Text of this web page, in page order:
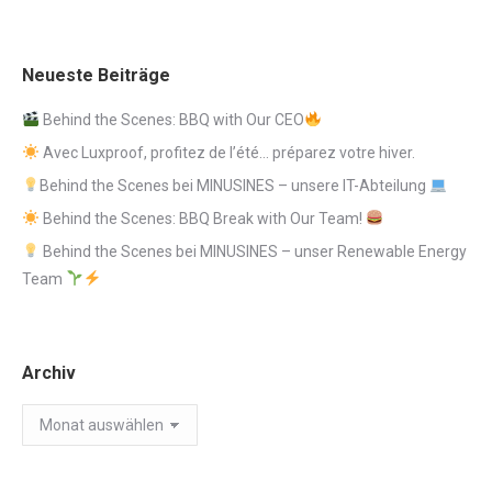
Neueste Beiträge
Behind the Scenes: BBQ with Our CEO
Avec Luxproof, profitez de l’été… préparez votre hiver.
Behind the Scenes bei MINUSINES – unsere IT-Abteilung
Behind the Scenes: BBQ Break with Our Team!
Behind the Scenes bei MINUSINES – unser Renewable Energy
Team
Archiv
Archiv